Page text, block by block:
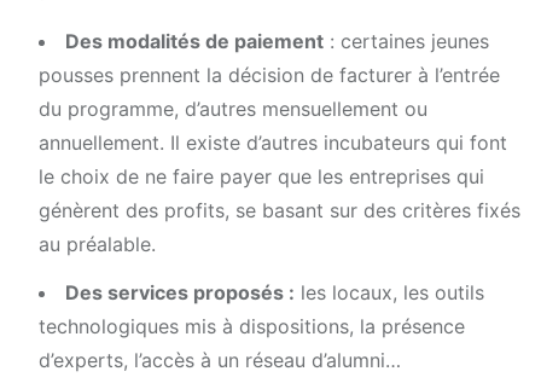
Des modalités de paiement : certaines jeunes
pousses prennent la décision de facturer à l’entrée
du programme, d’autres mensuellement ou
annuellement. Il existe d’autres incubateurs qui font
le choix de ne faire payer que les entreprises qui
génèrent des profits, se basant sur des critères fixés
au préalable.
Des services proposés : les locaux, les outils
technologiques mis à dispositions, la présence
d’experts, l’accès à un réseau d’alumni…